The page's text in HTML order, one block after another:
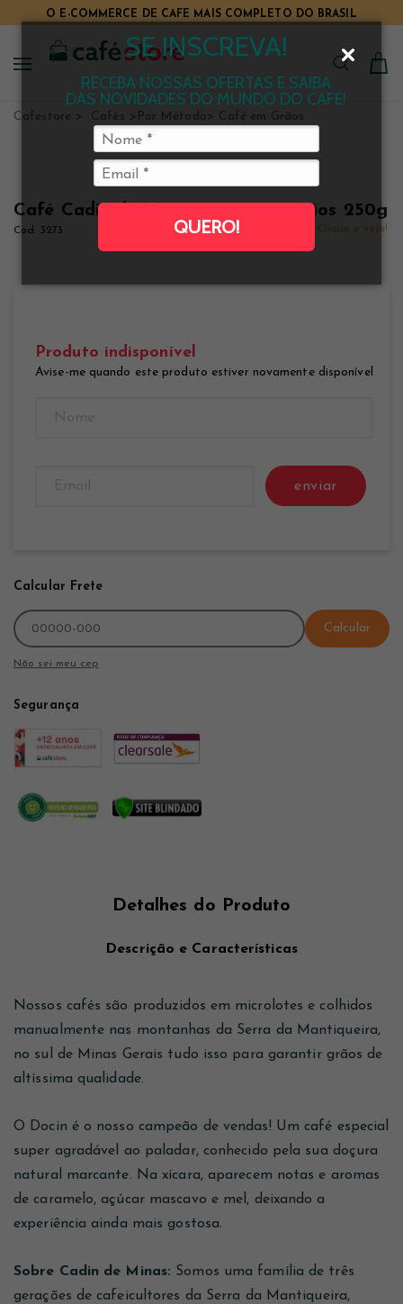
SE INSCREVA!
RECEBA NOSSAS OFERTAS E SAIBA
DAS NOVIDADES DO MUNDO DO CAFÉ!
QUERO!
O E-COMMERCE DE CAFÉ MAIS COMPLETO DO BRASIL
Cafestore Cafés Por Método Café em Grãos
Café Cadin de Minas Docin em grãos 250g
3273 Clique e veja!
Produto indisponível
Avise-me quando este produto estiver novamente disponível
enviar
Calcular Frete
Calcular
Não sei meu cep
Segurança
Detalhes do Produto
Descrição e Características
Nossos cafés são produzidos em microlotes e colhidos
manualmente nas montanhas da Serra da Mantiqueira,
no sul de Minas Gerais tudo isso para garantir grãos de
altíssima qualidade.
O Docin é o nosso campeão de vendas! Um café especial
super agradável ao paladar, conhecido pela sua doçura
natural marcante. Na xícara, aparecem notas e aromas
de caramelo, açúcar mascavo e mel, deixando a
experiência ainda mais gostosa.
Sobre Cadin de Minas: Somos uma família de três
gerações de cafeicultores da Serra da Mantiqueira,